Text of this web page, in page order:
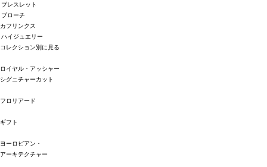
ブレスレット
ブローチ
カフリンクス
ハイジュエリー
コレクション別に見る
ロイヤル・アッシャー
シグニチャーカット
フロリアード
ギフト
ヨーロピアン・
アーキテクチャー